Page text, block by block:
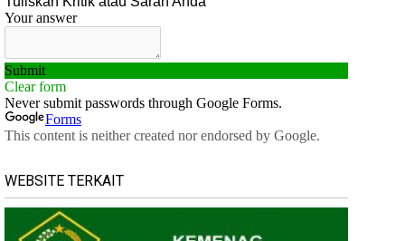
WEBSITE TERKAIT